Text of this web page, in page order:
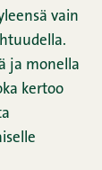
vain
ja monella
kertoo